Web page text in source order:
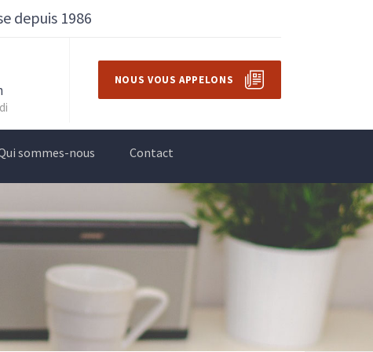
depuis 1986
NOUS VOUS APPELONS
sommes-nous Contact